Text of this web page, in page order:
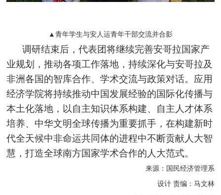
▲青年学生与安人运青年干部交流并合影
调研结束后，代表团将继续完善安哥拉国家产
业规划，推动各项工作落地，持续深化与安哥拉及
非洲各国的智库合作、学术交流与政策对话。应用
经济学院将持续推动中国发展经验的国际化传播与
本土化落地，以自主知识体系构建、自主人才体系
培养、中华文明全球传播为重要抓手，在构建新时
代全天候中非命运共同体的进程中不断贡献人大智
慧，打造全球南方国家学术合作的人大范式。
来源：国民经济管理系
设计 责编：马文林